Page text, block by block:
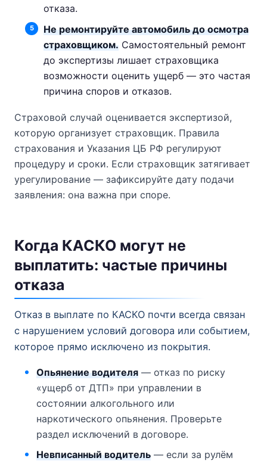
отказа.
Не ремонтируйте автомобиль до осмотра
страховщиком.Самостоятельный ремонт
до экспертизы лишает страховщика
возможности оценить ущерб — это частая
причина споров и отказов.
Страховой случай оценивается экспертизой,
которую организует страховщик. Правила
страхования и Указания ЦБ РФ регулируют
процедуру и сроки. Если страховщик затягивает
урегулирование — зафиксируйте дату подачи
заявления: она важна при споре.
Когда КАСКО могут не
выплатить: частые причины
отказа
Отказ в выплате по КАСКО почти всегда связан
с нарушением условий договора или событием,
которое прямо исключено из покрытия.
Опьянение водителя— отказ по риску
«ущерб от ДТП» при управлении в
состоянии алкогольного или
наркотического опьянения. Проверьте
раздел исключений в договоре.
Невписанный водитель— если за рулём